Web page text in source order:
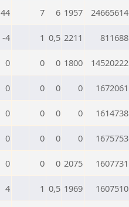
44 7 6 1957 24665614
-4 1 0,5 2211 811688
0 0 0 1800 14520222
0 0 0 0 1672061
0 0 0 0 1614738
0 0 0 0 1675753
0 0 0 2075 1607731
4 1 0,5 1969 1607510